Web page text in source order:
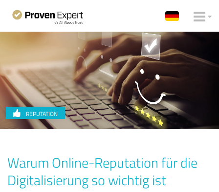
REPUTATION
Warum Online-Reputation für die
Digitalisierung so wichtig ist